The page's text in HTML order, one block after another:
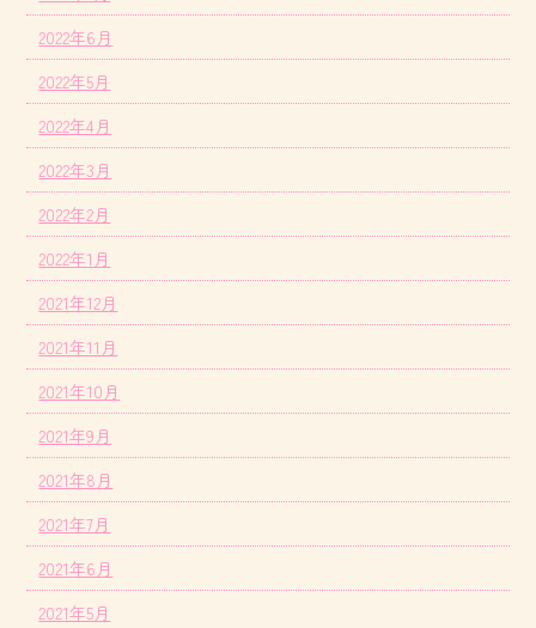
2022年6月
2022年5月
2022年4月
2022年3月
2022年2月
2022年1月
2021年12月
2021年11月
2021年10月
2021年9月
2021年8月
2021年7月
2021年6月
2021年5月